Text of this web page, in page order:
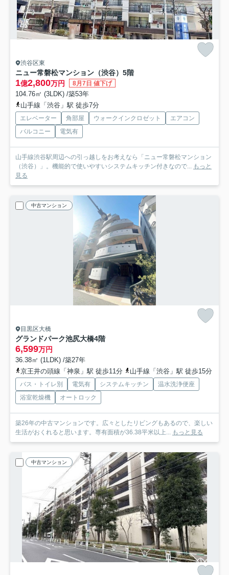
渋谷区東
ニュー常磐松マンション（渋谷） 5階
1億2,800万円 8月7日 値下げ
104.76㎡ (3LDK) /築53年
山手線「渋谷」駅 徒歩7分
エレベーター 角部屋 ウォークインクロゼット
エアコン
バルコニー
電気有
山手線渋谷駅周辺への引っ越しをお考えなら「ニュー常磐松マンション
（渋谷）」。機能的で使いやすいシステムキッチン付きなので... もっと
見る
中古マンション
目黒区大橋
グランドパーク池尻大橋4階
6,599万円
36.38㎡ (1LDK) /築27年
京王井の頭線「神泉」駅 徒歩11分
山手線「渋谷」駅 徒歩15分
バス・トイレ別 電気有 システムキッチン
温水洗浄便座
浴室乾燥機
オートロック
築26年の中古マンションです。広々としたリビングもあるので、楽しい
生活がおくれると思います。専有面積が36.38平米以上... もっと見る
中古マンション